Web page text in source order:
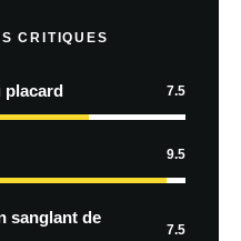
CRITIQUES
placard 7.5
9.5
sanglant de
7.5